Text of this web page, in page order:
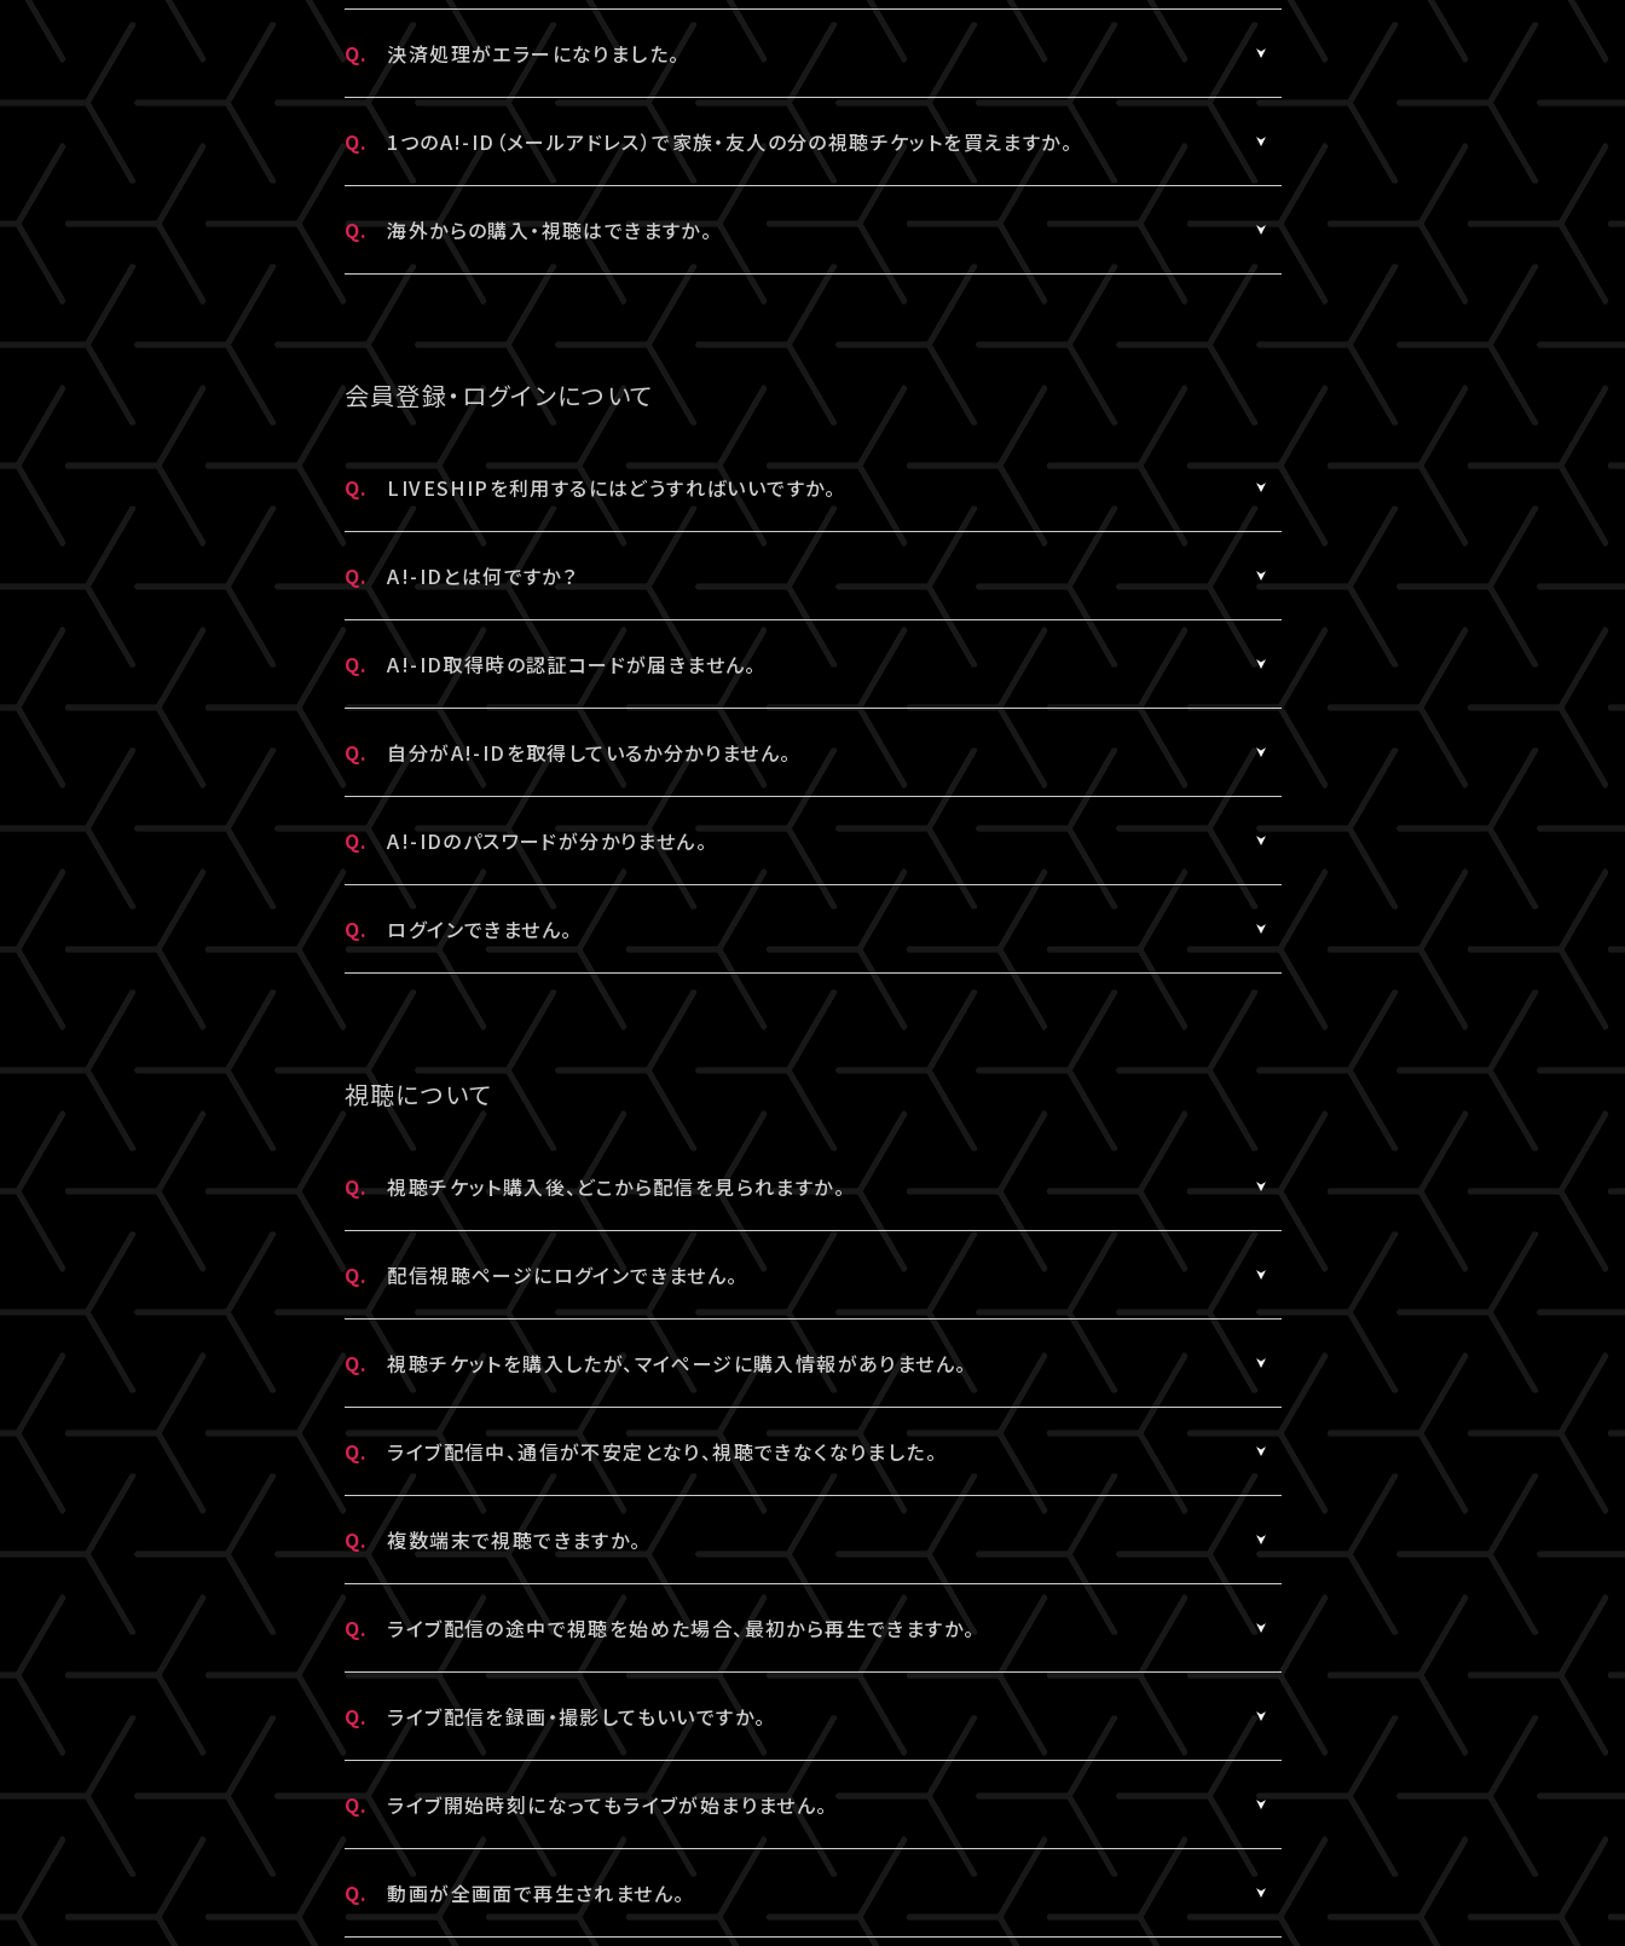
※コンビニ決済のキャンセルには、15分ほどお時間がかかります。
※「決済取消中」のアイコンが表示されている間はお手続きができません。
※コンビニにてご入金済みの場合は、変更できません。
“迷惑メール”として自動振り分け・受信拒否されていないかご確認ください。
「決済完了のお知らせ」メールが届かない場合は、「マイページ」内「チケット購入情報」にてご確認く
ださい。
チケットご購入済みの場合は、「決済完了のお知らせ」メールが届いていなくても、ライブ配信・アーカ
イブ配信は問題なくご視聴いただけます。
「チケット購入情報」に、チケットが表示されていない場合は、ご購入いただけていない状態です。
改めてチケット販売ページより購入手続きをお願いいたします。
「決済完了のお知らせ」メールが2通以上届いた場合、誤ってチケットを重複してご購入されている可
能性がございます。
詳細を記載のうえ、こちらよりご連絡ください。
Q. 決済処理がエラーになりました。
▼コンビニ決済にて、よくあるエラー
「髙」・「﨑」のような環境依存文字をお名前にご使用された場合、コンビニシステム側の仕様により、
受付できないエラーが発生することがあります。環境依存文字でご登録の場合は、マイページ「基本
情報」内「会員情報」より常用漢字などにご変更いただくか、クレジットカード決済をご利用ください。
▼クレジットカード決済にて、よくあるエラー
クレジットカード番号やセキュリティコードなどの誤入力、有効期限外、限度額超過などによるエラー
の可能性がございます。今一度ご確認のうえ、お手続きください。
上記に当てはまらないエラーの場合は、お手数ですが、エラー時の状態など詳細を記載のうえ、こち
ら よりお問い合わせください。
Q. 1つのA!-ID（メールアドレス）で家族・友人の分の視聴チケットを買えますか。
1つのA!-ID（メールアドレス）からご購入いただける視聴チケットは、ご本人様の1枚分だけになりま
す。ご視聴される方がそれぞれのA!-ID（メールアドレス）にて、視聴チケットを購入していただく必要
がございます。
※A!-IDについては ［Q:A!-IDとは何ですか？］ をご参照ください。
Q. 海外からの購入・視聴はできますか。
A.
原則、視聴チケットのご購入は可能です。
ご視聴については、
を満たしているかをご確認ください。
推奨環境を満たしていない場合は、ご視聴いただけない可能性があります。
また、各国の通信環境によりご視聴いただけない場合もございます。
上記ご了承のうえ、ご自身の判断にてご購入ください。
会員登録・ログインについて
Q. LIVESHIPを利用するにはどうすればいいですか。
A.
LIVESHIPを利用するには、A!-ID（メールアドレス）が必要です。
LIVESHIPにアクセスし、A!-ID（メールアドレス）にてログインのうえ、会員登録を行ってください。
※A!-IDについては［Q:A!-IDとは何ですか？］ をご参照ください。
Q. A!-IDとは何ですか？
A. A!-IDとは、アーティストにまつわる様々なサービスをご利用いただける共通の会員ID（無料）です。
・「A!SMART」でグッズを購入されたことがある場合は、その際に登録されたメールアドレスがA!-ID
となります。
・A!-IDが必要なファンクラブ会員の場合、そちらで登録・連携されたメールアドレスがA!-IDとなりま
す。
・A!-ID（メールアドレス）をお持ちでない方は、LIVESHIP会員登録の過程で取得していただけます。
・お持ちのメールアドレスのA!-ID取得有無は、
こちら より確認することができます。
その他、A!-IDに関する詳細は こちら にてご確認ください。
Q. A!-ID取得時の認証コードが届きません。
ご入力いただいたメールアドレス宛に【@liveship.tokyo】ドメインから、認証コードをお知らせする
メールを配信しております。
“迷惑メール”として自動振り分け・受信拒否されていないかご確認ください。
※認証コードは発行より10分間有効です。
※未着の場合、改めて新規取得からお手続きください。
※複数回発行された場合は、一番新しい認証コードをご利用ください。
Q. 自分がA!-IDを取得しているか分かりません。
お持ちのメールアドレスのA!-ID取得有無は、 こちら
より確認することができます。
※すでに「A!SMART」をご利用の方はA!-IDの取得が完了しています。ご利用のA!-ID（メールアドレ
ス）とパスワードでログインください。
※A!-IDが必要なファンクラブ会員の場合、そちらで登録・連携されたメールアドレスがA!-IDとなりま
す。
Q. A!-IDのパスワードが分かりません。
パスワードをお忘れの場合は、 こちら
よりパスワード再設定を行えます。
Q.
ログインできません。
LIVESHIPにご登録のA!-ID（メールアドレス）とパスワードをご入力ください。
※パスワードをお忘れの場合は、こちら よりパスワード再設定を行えます。
▼以下もあわせてご確認ください。
1.ご登録のA!-ID（メールアドレス）とは別のメールアドレスをご利用になっていませんか？
2.推奨環境からお試しいただいていますか？
ご利用の環境が推奨環境でない場合、正常にページ遷移ができない可能性がございます。推奨環境
よりご確認ください。
スマートフォン、タブレットをご利用の場合、LINEやメール等のアプリ内ブラウジングではなく、指定の
ブラウザ（iPhone・iPadの場合は「Safari」、Androidの場合は「Chrome」）で当サービスをご利用く
ださい。
3.全て半角英数で入力できていますか？
必ず半角数字でご入力ください。全角入力ではログインできません。
4.スペースが入っていませんか？
入力の際、前後にスペースが入っていないかご確認ください。不要なスペースを入れると認証されま
せんので、ご注意ください。
5.キーボードのNum Lock（ナムロック）が押されていませんか？
ノートパソコンをご利用の方は、Num Lockキーが外れた状態で行ってください。
視聴について
Q. 視聴チケット購入後、どこから配信を見られますか。
LIVESHIPにてチケットを購入の場合、配信視聴ページにログインのうえ、ご視聴いただけます。
配信視聴ページは、各公演のチケット販売ページ、「マイページ」内「チケット購入情報」よりアクセス
いただけます。
※「決済完了のお知らせ」メールでもご案内しております。
※アーカイブ配信がある場合、同じページからご視聴いただけます。
※コンビニ決済にてお申込みをされている場合、お支払い（ご入金）完了後にご視聴いただけます。
Q. 配信視聴ページにログインできません。
配信視聴ページにログインいただくには視聴チケットをご購入されたA!-ID（メールアドレス）と、ご自
身で設定したパスワードをご入力ください。
※パスワードをお忘れの場合は、こちらよりパスワード再設定を行えます。
▼以下もあわせてご確認ください。
1.ご登録のA!-ID（メールアドレス）とは別のメールアドレスをご利用になっていませんか？
2.推奨環境からお試しいただいていますか？
ご利用の環境が推奨環境でない場合、正常にページ遷移ができない可能性がございます。推奨環境
はこちら
よりご確認ください。
スマートフォン、タブレットをご利用の場合、LINEやメール等のアプリ内ブラウジングではなく、指定の
ブラウザ（iPhone・iPadの場合は「Safari」、Androidの場合は「Chrome」）で当サービスをご利用く
ださい。
3.全て半角英数で入力できていますか？
必ず半角数字でご入力ください。全角入力ではログインできません。
Q. 視聴チケットを購入したが、マイページに購入情報がありません。
A.
視聴チケットをご購入されたA!-ID（メールアドレス）と、異なるA!-ID（メールアドレス）でログインされ
ている可能性がございます。
画面右上からログアウトしていただき、@以降が異なるなど、ご利用されているメールアドレスをご確
認のうえ、改めてログインをお試しください。
※「決済完了のお知らせ」メールをお受取りいただいているA!-ID（メールアドレス）にてログインして
ください。
Q. ライブ配信中、通信が不安定となり、視聴できなくなりました。
A.
本配信の視聴には高速・大容量のデータ通信が必要となります。有線接続、もしくはWi-Fiのご利用を
推奨いたします。お客様の視聴環境に伴う閲覧の不具合に関しては、当サービスは一切の責任を負い
かねます。
Q. 複数端末で視聴できますか。
A.
チケット1枚につき1端末まで視聴可能となっております。
複数端末でのログインが検知された場合には、一方の端末がログアウトされます。
Q. ライブ配信の途中で視聴を始めた場合、最初から再生できますか。
ライブ配信の途中からご利用の場合は、視聴開始された時点からの再生となります。
Q.
ライブ配信を録画・撮影してもいいですか。
原則、カメラ・スマートフォンなどによる画面録画・撮影・録音は禁止いたします。
ただし各配信で別途案内があった場合はこれに限りません。
録画・撮影・録音を許可する案内のない配信でSNSや動画サイトなどへの無断転載・共有を行った場
合、法的責任に問われる場合がございます。
Q. ライブ開始時刻になってもライブが始まりません。
リロード（再読み込み）をお試しいただき、視聴ページを更新してください。
※リロード（再読み込み）方法はご利用端末により異なります。
Q. 動画が全画面で再生されません。